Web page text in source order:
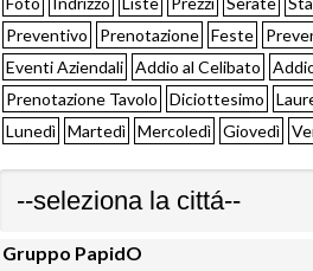
Preventivo
Prenotazione Feste
Eventi Aziendali Addio al Celibato
Prenotazione Tavolo
Diciottesimo
Lunedì Martedì Mercoledì Giovedì
Gruppo PapidO